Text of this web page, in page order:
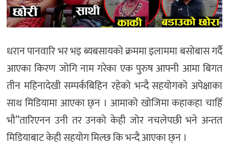
धरान पानवारि भर भइ ब्यबसायको क्रममा इलाममा बसोबास गर्दै
आएका किरण जोगि नाम गरेका एक पुरुष आफ्नी आमा बिगत
तीन महिनादेखी सम्पर्कबिहिन रहेको भन्दै सहयोगको अपेक्षाका
साथ मिडियामा आएका छ्न । आमाको खोजिमा कहाकहा चाहिँ
भौ”तारिएनन उनी तर उनको केही जोर नचलेपछी भने अन्तत
मिडियाबाट केही सहयोग मिल्छ कि भन्दै आएका छ्न ।